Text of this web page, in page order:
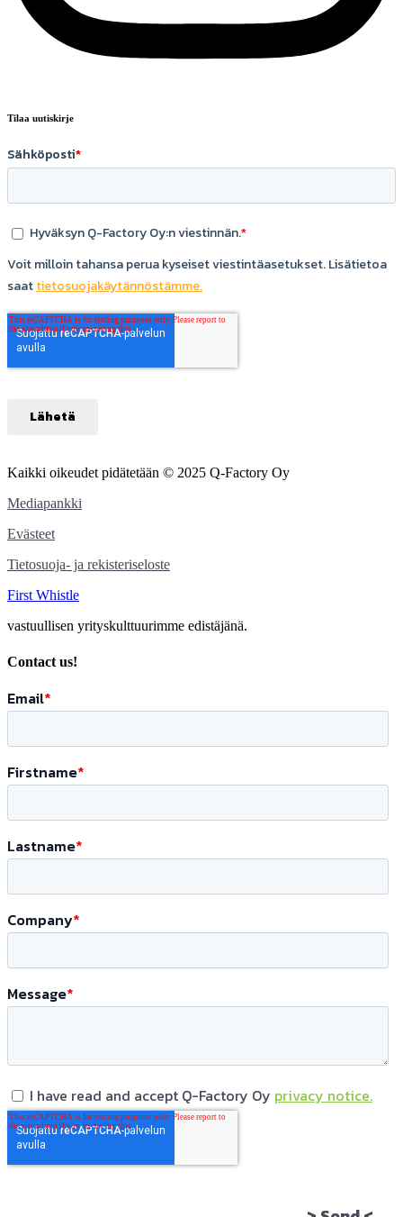
Tilaa uutiskirje
Kaikki oikeudet pidätetään © 2025 Q-Factory Oy
Mediapankki
Evästeet
Tietosuoja- ja rekisteriseloste
First Whistle
vastuullisen yrityskulttuurimme edistäjänä.
Contact us!